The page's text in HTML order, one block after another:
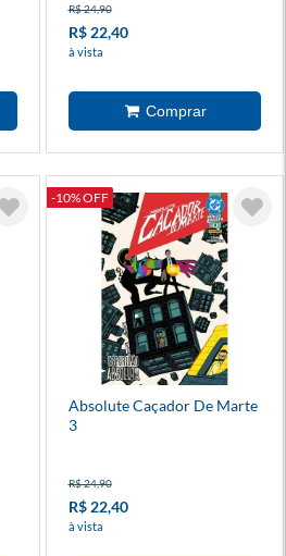
R$ 24,90
R$ 22,40
à vista
-10% OFF
Absolute Caçador De Marte
3
R$ 24,90
R$ 22,40
à vista